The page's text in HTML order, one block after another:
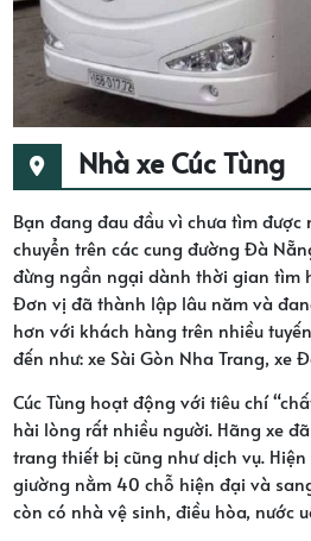
Nhà xe Cúc Tùng
Bạn đang đau đầu vì chưa tìm được
chuyển trên các cung đường Đà
đừng ngần ngại dành thời gian tìm
Đơn vị đã thành lập lâu năm và
hơn với khách hàng trên nhiều
đến như: xe Sài Gòn Nha Trang, xe
Cúc Tùng hoạt động với tiêu chí
hài lòng rất nhiều người. Hãng xe
trang thiết bị cũng như dịch vụ.
giường nằm 40 chỗ hiện đại và
còn có nhà vệ sinh, điều hòa, nước